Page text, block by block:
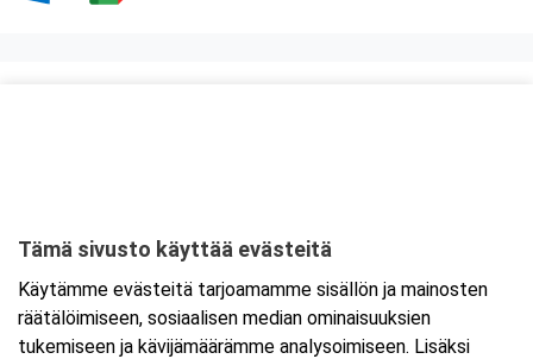
Tarkempi kartta ja ajo-ohjeet
Tämä sivusto käyttää evästeitä
Käytämme evästeitä tarjoamamme sisällön ja mainosten
räätälöimiseen, sosiaalisen median ominaisuuksien
tukemiseen ja kävijämäärämme analysoimiseen. Lisäksi